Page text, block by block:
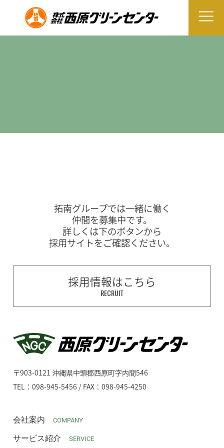
拓南グループでは一緒に働く
仲間を募集中です。
詳しくは下のボタンから
採用サイトをご確認ください。
採用情報はこちら
RECRUIT
〒903-0121 沖縄県中頭郡西原町字内間546
TEL：098-945-5456 / FAX：098-945-4250
会社案内 COMPANY
サービス紹介 SERVICE